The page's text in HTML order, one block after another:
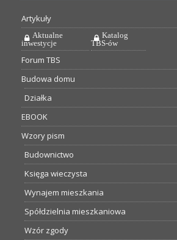
Artykuły
Aktualne
inwestycje
Katalog
TBS-ów
Forum TBS
Budowa domu
Działka
EBOOK
Wzory pism
Budownictwo
Księga wieczysta
Wynajem mieszkania
Spółdzielnia mieszkaniowa
Wzór zgody